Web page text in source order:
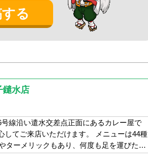
ン、チキンマライティッカ、サラダ、
あり、フィルニというのは初めて見た
いうチキンとチーズナンを注文。
、マンゴーラッシー、スープ、タン
る
鑓水店
線沿い遣水交差点正面にあるカレー屋で
してご来店いただけます。 メニューは44種
ターメリックもあり、何度も足を運びた…